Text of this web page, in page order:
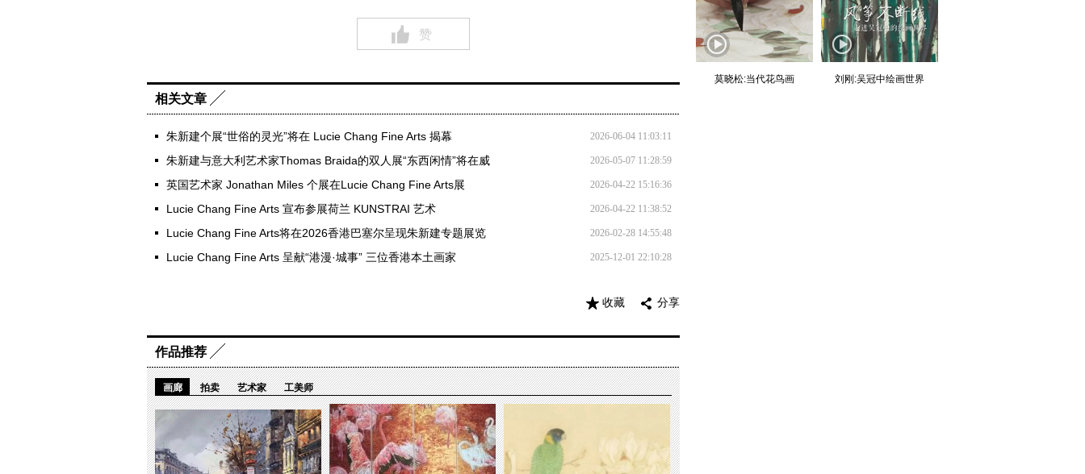
赞
相关文章
2026-06-04 11:03:11
朱新建个展“世俗的灵光”将在 Lucie Chang Fine Arts 揭幕
2026-05-07 11:28:59
朱新建与意大利艺术家Thomas Braida的双人展“东西闲情”将在威
2026-04-22 15:16:36
英国艺术家 Jonathan Miles 个展在Lucie Chang Fine Arts展
2026-04-22 11:38:52
Lucie Chang Fine Arts 宣布参展荷兰 KUNSTRAI 艺术
2026-02-28 14:55:48
Lucie Chang Fine Arts将在2026香港巴塞尔呈现朱新建专题展览
2025-12-01 22:10:28
Lucie Chang Fine Arts 呈献“港漫·城事” 三位香港本土画家
分享
收藏
作品推荐
画廊 拍卖 艺术家 工美师
莫晓松:当代花鸟画 刘刚:吴冠中绘画世界